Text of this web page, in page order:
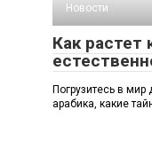
Новости
Как растет
Погрузитесь в мир
арабика, какие